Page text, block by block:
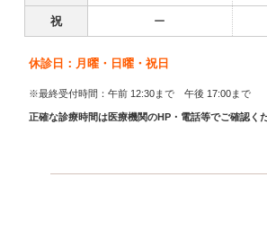
祝 ー
休診日：月曜・日曜・祝日
※最終受付時間：午前 12:30まで 午後 17:00まで
正確な診療時間は医療機関のHP・電話等でご確認く